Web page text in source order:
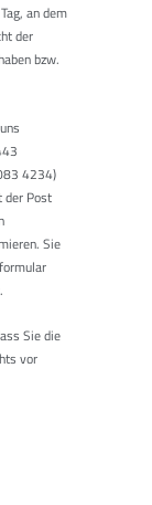
an dem
der
bzw.
4234)
der Post
Sie
Sie die
vor